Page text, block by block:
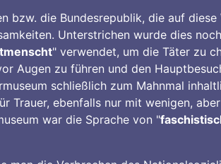
bzw. die Bundesrepublik, die auf
Unterstrichen wurde dies
" verwendet, um die Täter zu
Augen zu führen und den
schließlich zum Mahnmal
Trauer, ebenfalls nur mit wenigen,
war die Sprache von "